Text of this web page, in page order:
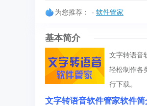
为您推荐： - 软件管家
基本简介
文字转语音
轻松制作各
行下载。
文字转语音软件管家软件简